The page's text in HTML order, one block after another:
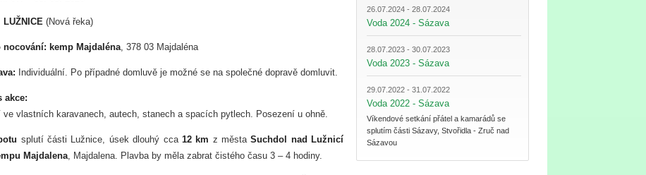
26.07.2024 - 28.07.2024
Voda 2024 - Sázava
28.07.2023 - 30.07.2023
Voda 2023 - Sázava
29.07.2022 - 31.07.2022
Voda 2022 - Sázava
Víkendové setkání přátel a kamarádů se
splutím části Sázavy, Stvořidla - Zruč nad
Sázavou
LUŽNICE (Nová řeka)
nocování: kemp Majdaléna, 378 03 Majdaléna
Individuální. Po případné domluvě je možné se na společné dopravě domluvit.
akce:
ve vlastních karavanech, autech, stanech a spacích pytlech. Posezení u ohně.
splutí části Lužnice, úsek dlouhý cca 12 km z městaSuchdol nad Lužnicí
Majdalena, Majdalena. Plavba by měla zabrat čistého času 3 – 4 hodiny.